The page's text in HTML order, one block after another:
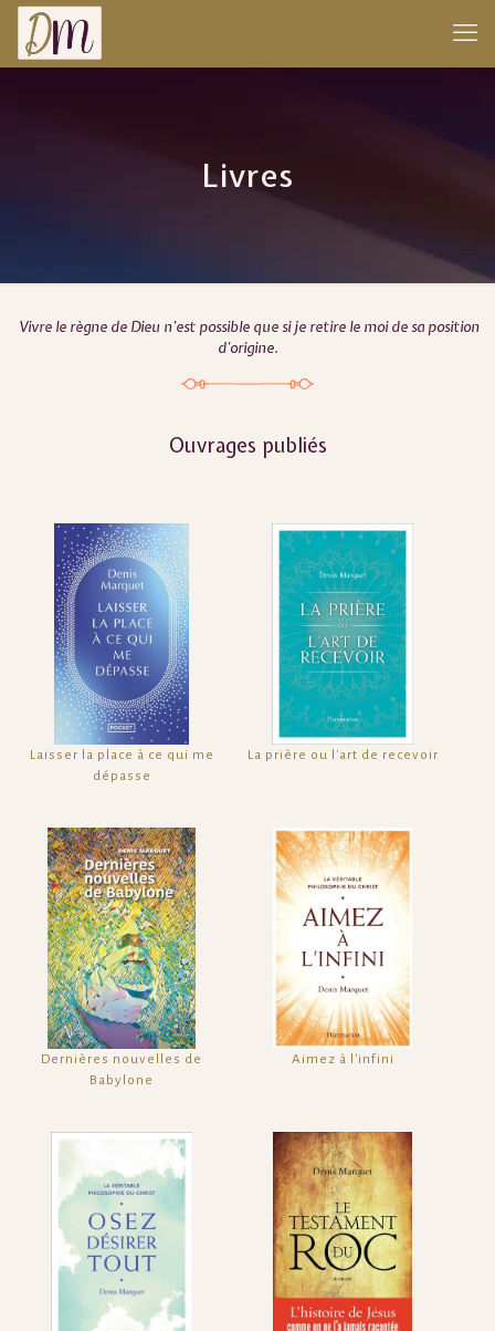
Livres
Vivre le règne de Dieu n’est possible que si je retire le moi de sa position
d’origine.
Ouvrages publiés
Laisser la place à ce qui me
dépasse
La prière ou l'art de recevoir
Dernières nouvelles de
Babylone
Aimez à l'infini